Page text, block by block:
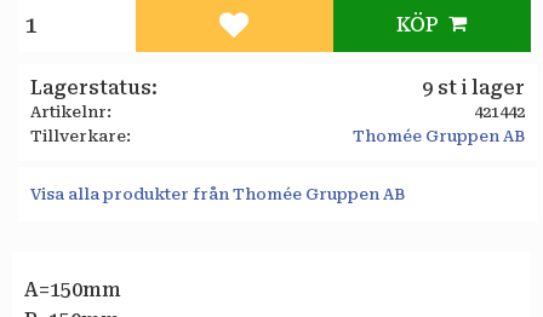
KÖP
Lägg till i favoriter
Lagerstatus 9 st i lager
Artikelnr
421442
Tillverkare
Thomée Gruppen AB
Visa alla produkter från Thomée Gruppen AB
A=150mm